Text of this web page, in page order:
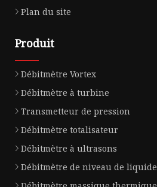
Plan du site
Produit
Débitmètre Vortex
Débitmètre à turbine
Transmetteur de pression
Débitmètre totalisateur
Débitmètre à ultrasons
Débitmètre de niveau de liquide